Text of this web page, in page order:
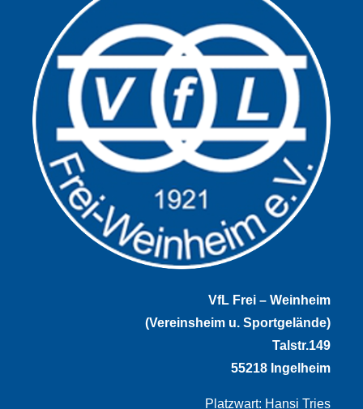
VfL Frei – Weinheim
(Vereinsheim u. Sportgelände)
Talstr.149
55218 Ingelheim
Platzwart: Hansi Tries